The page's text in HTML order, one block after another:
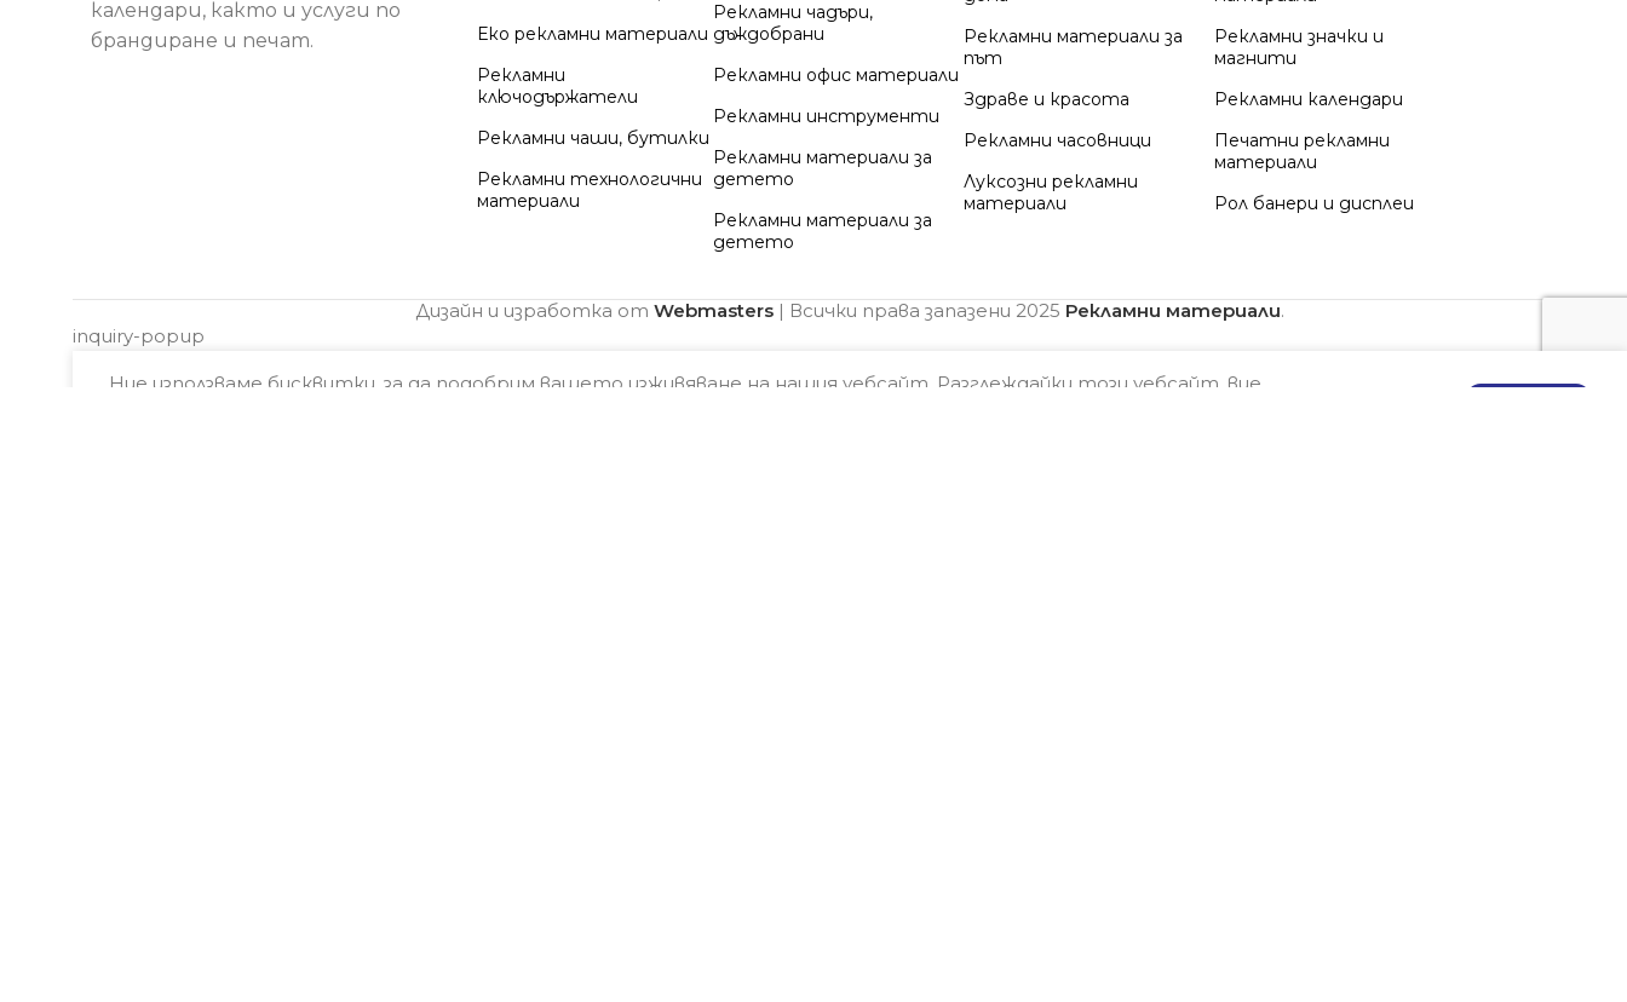
календари, както и услуги по
брандиране и печат.
Еко рекламни материали
Рекламни
ключодържатели
Рекламни чаши, бутилки
Рекламни технологични
материали
Рекламни чадъри,
дъждобрани
Рекламни офис материали
Рекламни инструменти
Рекламни материали за
детето
Рекламни материали за
детето
Рекламни материали за
път
Здраве и красота
Рекламни часовници
Луксозни рекламни
материали
Рекламни значки и
магнити
Рекламни календари
Печатни рекламни
материали
Рол банери и дисплеи
Дизайн и изработка от Webmasters | Всички права запазени 2025 Рекламни материали.
inquiry-popup
Ние използваме бисквитки, за да подобрим вашето изживяване на нашия уебсайт. Разглеждайки този уебсайт, вие